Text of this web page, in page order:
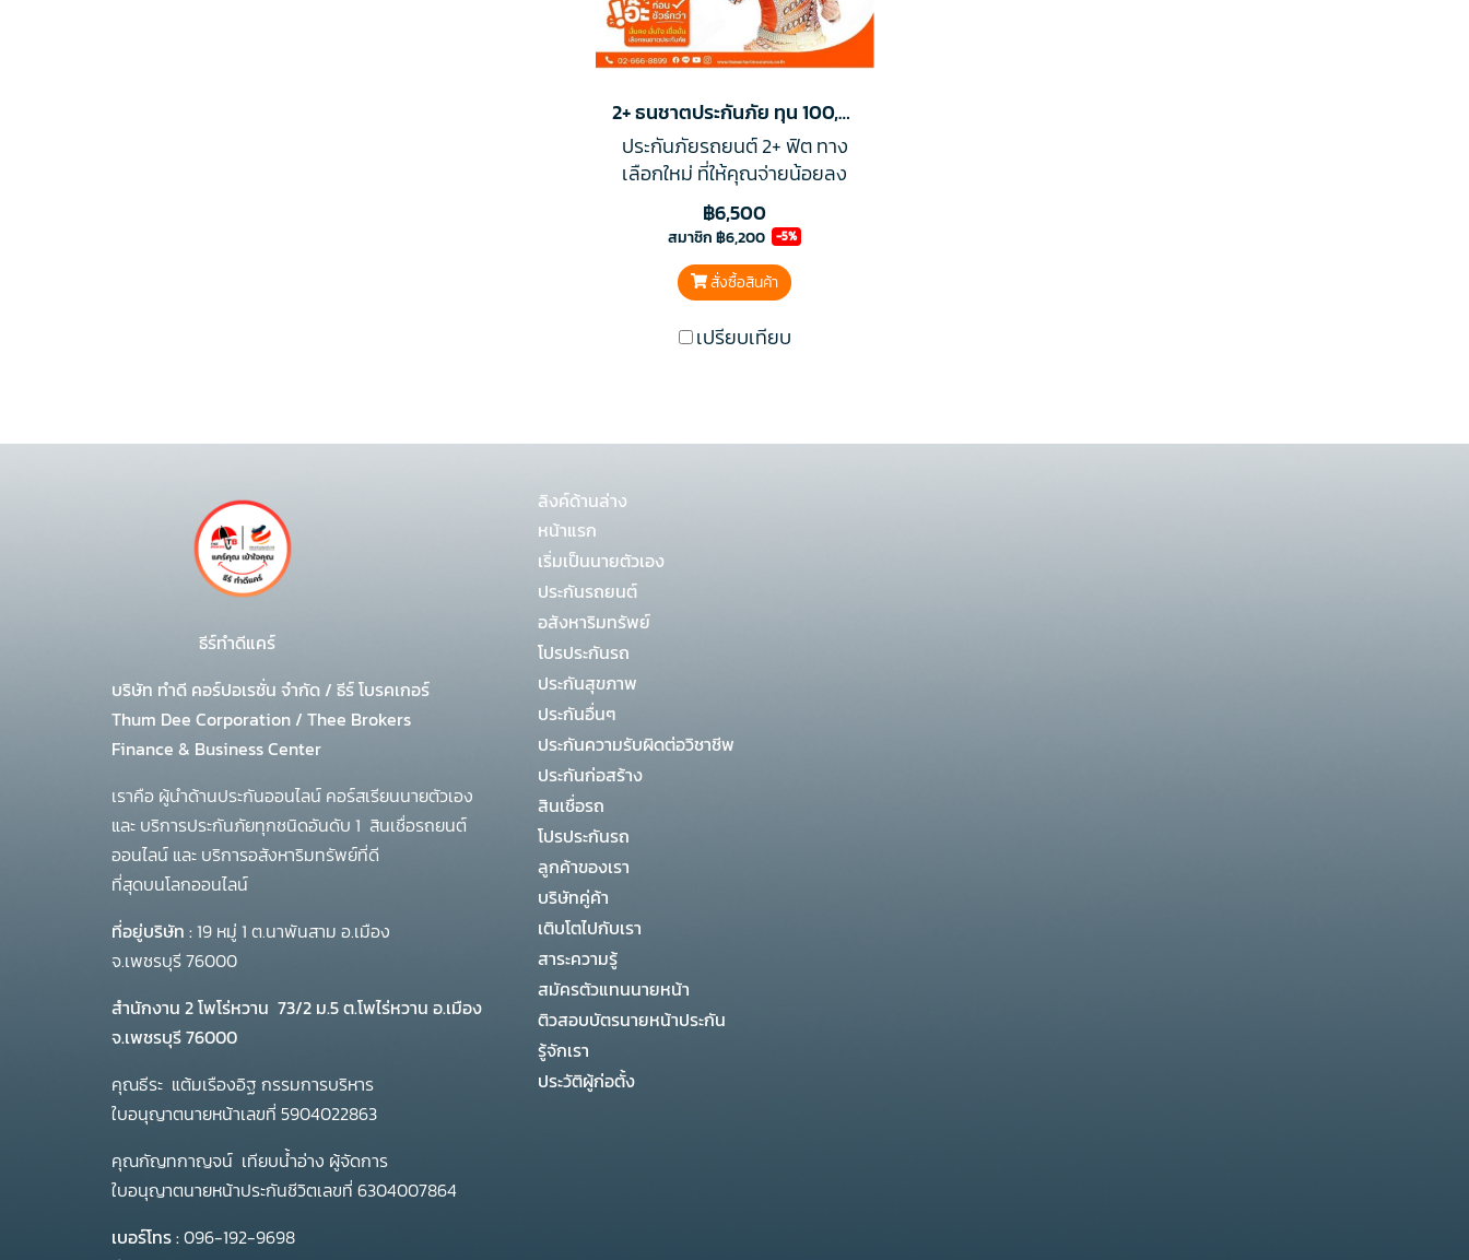
2+ ธนชาตประกันภัย ทุน 100,000 บาท
ประกันภัยรถยนต์ 2+ ฟิต ทาง
เลือกใหม่ ที่ให้คุณจ่ายน้อยลง
ให้ความคุ้มครองสุดคุ้ม ตอบ
โจทย์การใช้ชีวิตฟิต พร้อม
บริการช่วยเหลือฉุกเฉิน 24 ชม.
฿6,500
สมาชิก฿6,200 -5%
สั่งซื้อสินค้า
เปรียบเทียบ
ธีร์ทำดีแคร์
บริษัท ทำดี คอร์ปอเรชั่น จำกัด / ธีร์ โบรคเกอร์
Thum Dee Corporation / Thee Brokers
Finance & Business Center
เราคือ ผู้นำด้านประกันออนไลน์ คอร์สเรียนนายตัวเอง
และ บริการประกันภัยทุกชนิดอันดับ 1 สินเชื่อรถยนต์
ออนไลน์ และ บริการอสังหาริมทรัพย์ที่ดี
ที่สุดบนโลกออนไลน์
ที่อยู่บริษัท :19 หมู่ 1 ต.นาพันสาม อ.เมือง
จ.เพชรบุรี 76000
สำนักงาน 2 โพโร่หวาน 73/2 ม.5 ต.โพไร่หวาน อ.เมือง
จ.เพชรบุรี 76000
คุณธีระ แต้มเรืองอิฐ กรรมการบริหาร
ใบอนุญาตนายหน้าเลขที่ 5904022863
คุณกัญทกาญจน์ เทียบน้ำอ่าง ผู้จัดการ
ใบอนุญาตนายหน้าประกันชีวิตเลขที่ 6304007864
เบอร์โทร :096-192-9698
ลิงค์ด้านล่าง
หน้าแรก
เริ่มเป็นนายตัวเอง
ประกันรถยนต์
อสังหาริมทรัพย์
โปรประกันรถ
ประกันสุขภาพ
ประกันอื่นๆ
ประกันความรับผิดต่อวิชาชีพ
ประกันก่อสร้าง
สินเชื่อรถ
โปรประกันรถ
ลูกค้าของเรา
บริษัทคู่ค้า
เติบโตไปกับเรา
สาระความรู้
สมัครตัวแทนนายหน้า
ติวสอบบัตรนายหน้าประกัน
รู้จักเรา
ประวัติผู้ก่อตั้ง